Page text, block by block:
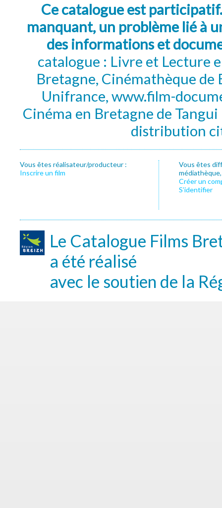
Ce catalogue est
manquant, un problème lié à
des informations et
catalogue : Livre et Lecture
Bretagne, Cinémathèque de
Unifrance, www.film-
Cinéma en Bretagne de
distribution
Vous êtes réalisateur/producteur :
Inscrire un film
Vous êtes
Créer un
S’identifier
Le Catalogue Films
a été réalisé
avec le soutien de la